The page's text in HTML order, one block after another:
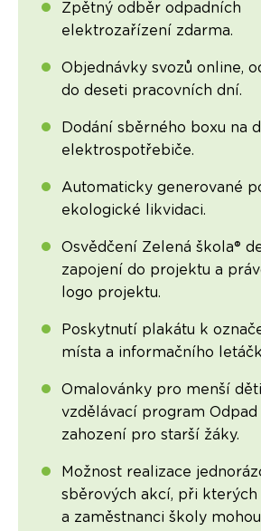
Zpětný odběr odpadních
elektrozařízení zdarma.
Objednávky svozů online,
do deseti pracovních dní.
Dodání sběrného boxu na
elektrospotřebiče.
Automaticky generované
ekologické likvidaci.
Osvědčení Zelená škola®
zapojení do projektu a
logo projektu.
Poskytnutí plakátu k
místa a informačního
Omalovánky pro menší
vzdělávací program Odpad
zahození pro starší žáky.
Možnost realizace
sběrových akcí, při kterých
a zaměstnanci školy